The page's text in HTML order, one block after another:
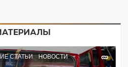
СТАТЬИ НОВОСТИ